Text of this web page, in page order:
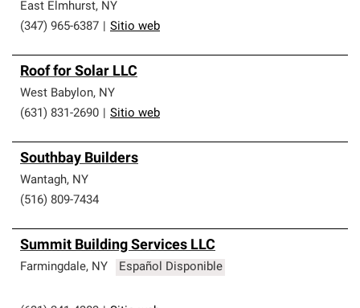
East Elmhurst, NY
(347) 965-6387
Sitio web
Roof for Solar LLC
West Babylon, NY
(631) 831-2690
Sitio web
Southbay Builders
Wantagh, NY
(516) 809-7434
Summit Building Services LLC
Farmingdale, NY Español Disponible